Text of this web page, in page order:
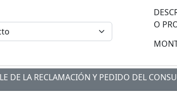
O
DE LA RECLAMACIÓN Y PEDIDO DEL